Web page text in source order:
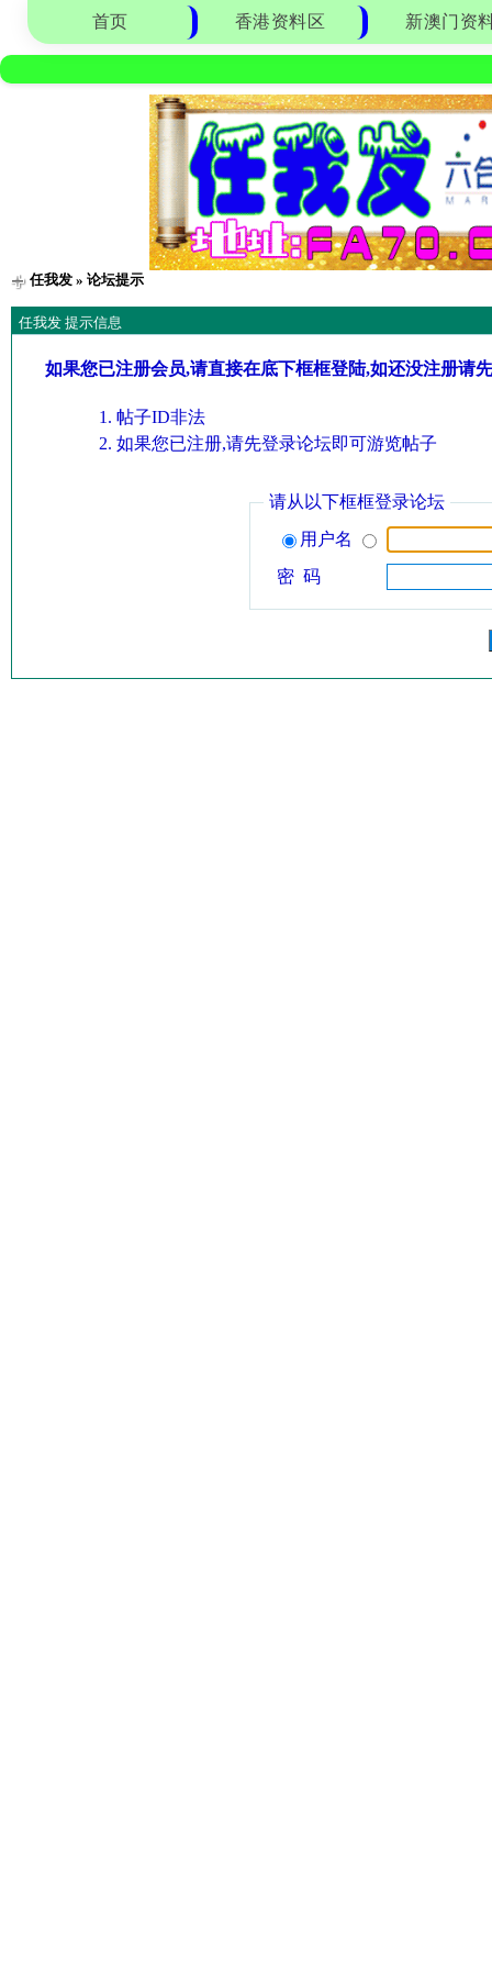
首页 香港资料区 新澳门资
任我发» 论坛提示
任我发 提示信息
如果您已注册会员,请直接在底下框框登陆,如还没注册请
帖子ID非法
如果您已注册,请先登录论坛即可游览帖子
请从以下框框登录论坛
用户名
密 码